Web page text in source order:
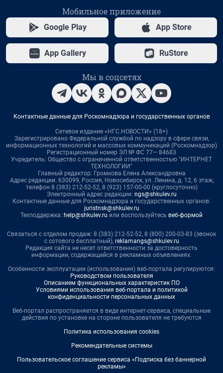
Мобильное приложение
Google Play App Store
App Gallery RuStore
Мы в соцсетях
Контактные данные для Роскомнадзора и государственных органов
Сетевое издание «НГС.НОВОСТИ» (18+)
Зарегистрировано Федеральной службой по надзору в сфере связи,
информационных технологий и массовых коммуникаций (Роскомнадзор)
Регистрационный номер ЭЛ № ФС 77— 84683
Учредитель: Общество с ограниченной ответственностью "ИНТЕРНЕТ
ТЕХНОЛОГИИ"
Главный редактор: Громкова Елена Александровна
Адрес редакции: 630099, Россия, Новосибирск, ул. Ленина, д. 12, 6 этаж,
телефон 8 (383) 212-52-52, 8 (923) 157-00-00 (круглосуточно)
Электронный адрес редакции: ngs@shkulev.ru
Контактные данные для Роскомнадзора и государственных органов:
juristnsk@shkulev.ru
Техподдержка: help@shkulev.ru или воспользуйтесь веб-формой
Связаться с отделом продаж: 8 (383) 212-52-52, 8 (800) 200-03-83 (звонок
с сотового бесплатный), reklamangs@shkulev.ru
Редакция сайта не несет ответственности за достоверность
информации, содержащейся в рекламных объявлениях.
Особенности эксплуатации (использования) веб-портала регулируются:
Руководством пользователя
Описанием функциональных характеристик ПО
Условиями использования веб-портала и политикой
конфиденциальности персональных данных
Веб-портал распространяется в виде интернет-сервиса, специальные
действия по установке на стороне пользователя не требуются
Политика использования cookies
Рекомендательные системы
Пользовательское соглашение сервиса «Подписка без баннерной
рекламы»